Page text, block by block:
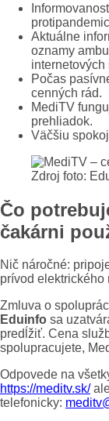
Aktuálne
oznamy
internetových
Počas
cenných rád.
MediTV
prehliadok.
Väčšiu
Zdroj foto:
Čo
čakárni
Nič náročné:
prívod elektrického
Zmluva o
Eduinfo sa
predĺžiť. Cena
spolupracujete,
Odpovede na
https://meditv.sk/
telefonicky: